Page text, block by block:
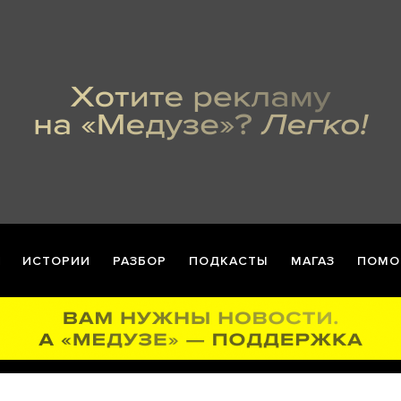
ИСТОРИИ РАЗБОР ПОДКАСТЫ МАГАЗ